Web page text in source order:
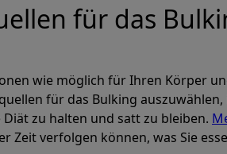
für das
wie möglich für Ihren Körper
für das Bulking auszuwählen,
zu halten und satt zu bleiben.
Zeit verfolgen können, was Sie